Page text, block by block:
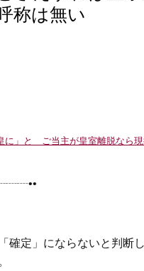
称は無い
に」と ご当主が皇室離脱なら
定」にならないと判断